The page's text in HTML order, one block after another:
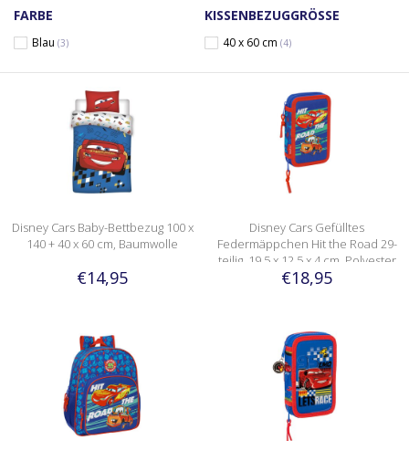
FARBE
Blau (3)
KISSENBEZUGGRÖSSE
40 x 60 cm (4)
Disney Cars Baby-Bettbezug 100 x
140 + 40 x 60 cm, Baumwolle
€14,95
Disney Cars Gefülltes
Federmäppchen Hit the Road 29-
teilig, 19,5 x 12,5 x 4 cm, Polyester
€18,95